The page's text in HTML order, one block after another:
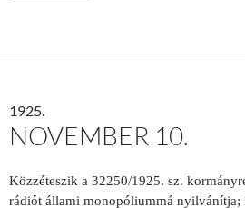
1925.
NOVEMBER 10.
Közzéteszik a 32250/1925. sz.
rádiót állami monopóliummá nyilvánít­ja;